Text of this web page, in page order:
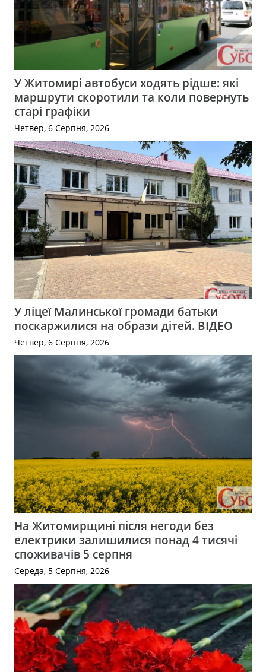
У Житомирі автобуси ходять рідше: які
маршрути скоротили та коли повернуть
старі графіки
Четвер, 6 Серпня, 2026
У ліцеї Малинської громади батьки
поскаржилися на образи дітей. ВІДЕО
Четвер, 6 Серпня, 2026
На Житомирщині після негоди без
електрики залишилися понад 4 тисячі
споживачів 5 серпня
Середа, 5 Серпня, 2026